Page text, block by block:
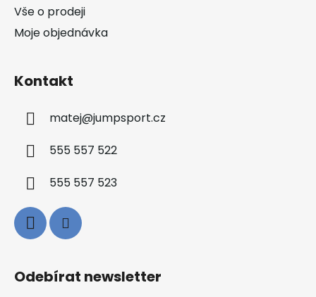
Vše o prodeji
Moje objednávka
Kontakt
matej@jumpsport.cz
555 557 522
555 557 523
Odebírat newsletter